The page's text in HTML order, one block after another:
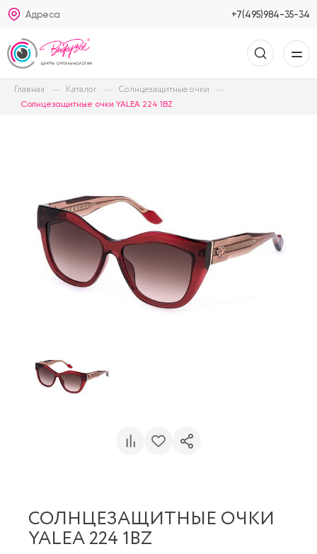
Адреса +7(495)984-35-34
Главная Каталог Солнцезащитные очки
Солнцезащитные очки YALEA 224 1BZ
СОЛНЦЕЗАЩИТНЫЕ ОЧКИ
YALEA 224 1BZ